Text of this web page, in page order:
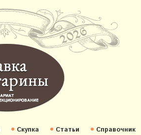
Скупка Статьи Справочник